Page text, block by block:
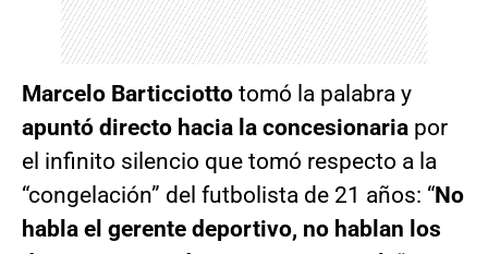
Marcelo Barticciotto tomó la palabra y
apuntó directo hacia la concesionaria por
el infinito silencio que tomó respecto a la
“congelación” del futbolista de 21 años: “No
habla el gerente deportivo, no hablan los